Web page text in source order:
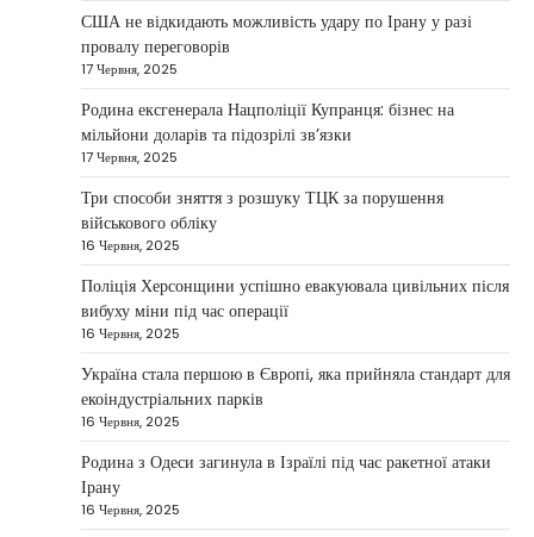
Taisiya Kovalchuk 5 Березня, 2026
Дубай протягом багатьох років утримує статус
одного з найбільш привабливих міжнародних
центрів для ведення бізнесу…
НОВИНИ
Головні новини ранку 4 березня:
дрони, Іран, фронт і заяви Європи
Taisiya Kovalchuk
Україна може долучитися до посилення систем
протидії іранським дронам на Близькому Сході,
новим верховним лідером…
НОВИНИ
Зеленський заявив про готовність
України допомогти стабілізувати
Близький Схід
Taisiya Kovalchuk 4 Березня, 2026
Президент України Володимир Зеленський
США не відкидають можливість удару по Ірану у разі
провалу переговорів
17 Червня, 2025
Родина ексгенерала Нацполіції Купранця: бізнес на
мільйони доларів та підозрілі зв’язки
17 Червня, 2025
Три способи зняття з розшуку ТЦК за порушення
військового обліку
16 Червня, 2025
Поліція Херсонщини успішно евакуювала цивільних після
вибуху міни під час операції
16 Червня, 2025
Україна стала першою в Європі, яка прийняла стандарт для
екоіндустріальних парків
16 Червня, 2025
Родина з Одеси загинула в Ізраїлі під час ракетної атаки
Ірану
16 Червня, 2025